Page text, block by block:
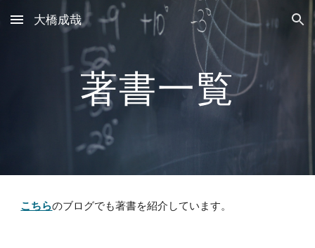
Skip to main content Skip to navigation
大橋成哉
著書一覧
こちらのブログでも著書を紹介しています。